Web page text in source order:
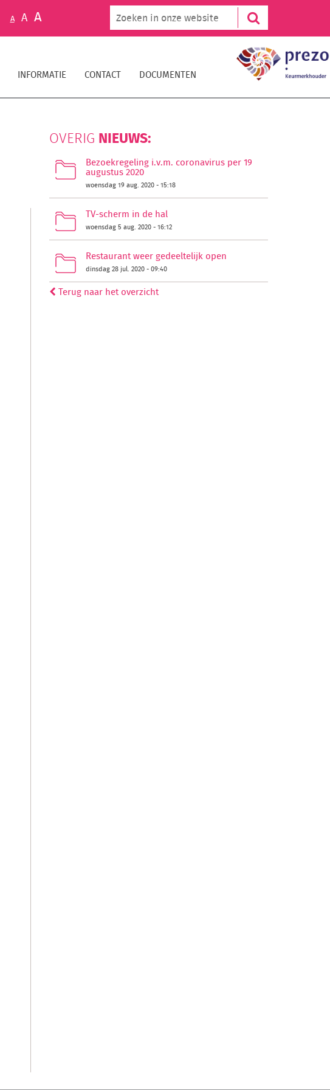
A A A
INFORMATIE CONTACT DOCUMENTEN
OVERIG NIEUWS:
Bezoekregeling i.v.m. coronavirus per 19
augustus 2020
woensdag 19 aug. 2020 - 15:18
TV-scherm in de hal
woensdag 5 aug. 2020 - 16:12
Restaurant weer gedeeltelijk open
dinsdag 28 jul. 2020 - 09:40
Terug naar het overzicht